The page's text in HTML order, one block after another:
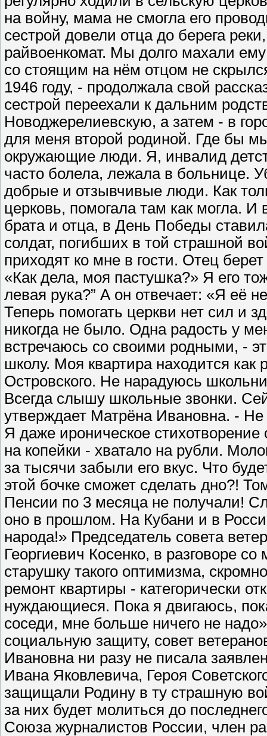
на войну, мама не смогла его
сестрой довели отца до берега
райвоенкомат. Мы долго махали
со стоящим на нём отцом не
1946 году, - продолжала свой
сестрой переехали к дальним
Новоджерелиевскую, а затем - в
для меня второй родиной. Где бы
окружающие люди. Я, инвалид
часто болела, лежала в больнице.
добрые и отзывчивые люди. Как
церковь, помогала там как могла. И
брата и отца, в День Победы
солдат, погибших в той страшной
приходят ко мне в гости. Отец
«Как дела, моя пастушка?» Я его
левая рука?” А он отвечает: «Я её
Теперь помогать церкви нет сил и
никогда не было. Одна радость у
встречаюсь со своими родными, -
школу. Моя квартира находится
Островского. Не нарадуюсь
Всегда слышу школьные звонки.
утверждает Матрёна Ивановна. -
Я даже ироническое
на копейки - хватало на рубли.
за тысячи забыли его вкус. Что
этой бочке сможет сделать дно?!
Пенсии по 3 месяца не получали!
оно в прошлом. На Кубани и в
народа!» Председатель совета
Георгиевич Косенко, в разговоре
старушку такого оптимизма,
ремонт квартиры - категорически
нуждающиеся. Пока я двигаюсь,
соседи, мне больше ничего не
социальную защиту, совет
Ивановна ни разу не писала
Ивана Яковлевича, Героя
защищали Родину в ту страшную
за них будет молиться до
Союза журналистов России, член